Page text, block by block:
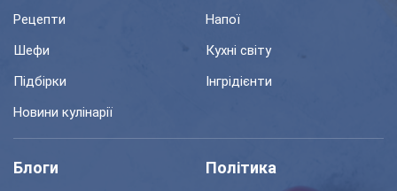
Рецепти
Напої
Шефи
Кухні світу
Підбірки
Інгрідієнти
Новини кулінарії
Блоги Політика